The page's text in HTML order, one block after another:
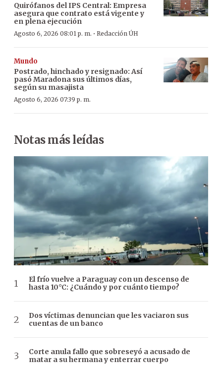
Quirófanos del IPS Central: Empresa
asegura que contrato está vigente y
en plena ejecución
Agosto 6, 2026 08:01 p. m. · Redacción ÚH
Mundo
Postrado, hinchado y resignado: Así
pasó Maradona sus últimos días,
según su masajista
Agosto 6, 2026 07:39 p. m.
Notas más leídas
El frío vuelve a Paraguay con un descenso de
hasta 10°C: ¿Cuándo y por cuánto tiempo?
Dos víctimas denuncian que les vaciaron sus
cuentas de un banco
Corte anula fallo que sobreseyó a acusado de
matar a su hermana y enterrar cuerpo